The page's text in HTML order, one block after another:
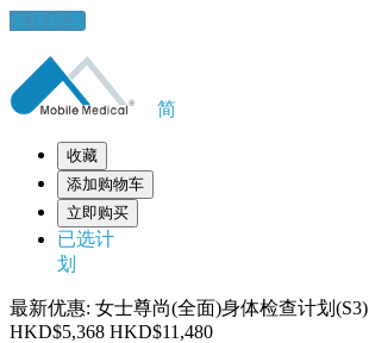
健康錦囊
简
收藏
添加购物车
立即购买
已选计
划
最新优惠: 女士尊尚(全面)身体检查计划(S3)
HKD$5,368 HKD$11,480